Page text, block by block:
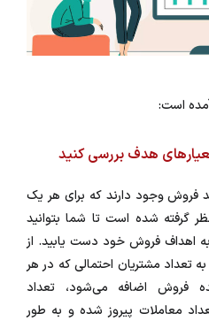
است:
فروش وجود دارند که برای هر یک
گرفته شده است تا شما بتوانید
اهداف فروش خود دست یابید. از
تعداد مشتریان احتمالی که در هر
فروش اضافه می‌شود، تعداد
معاملات پیروز شده و به طور